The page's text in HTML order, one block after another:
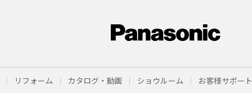
リフォーム カタログ・動画 ショウルーム お客様サポート